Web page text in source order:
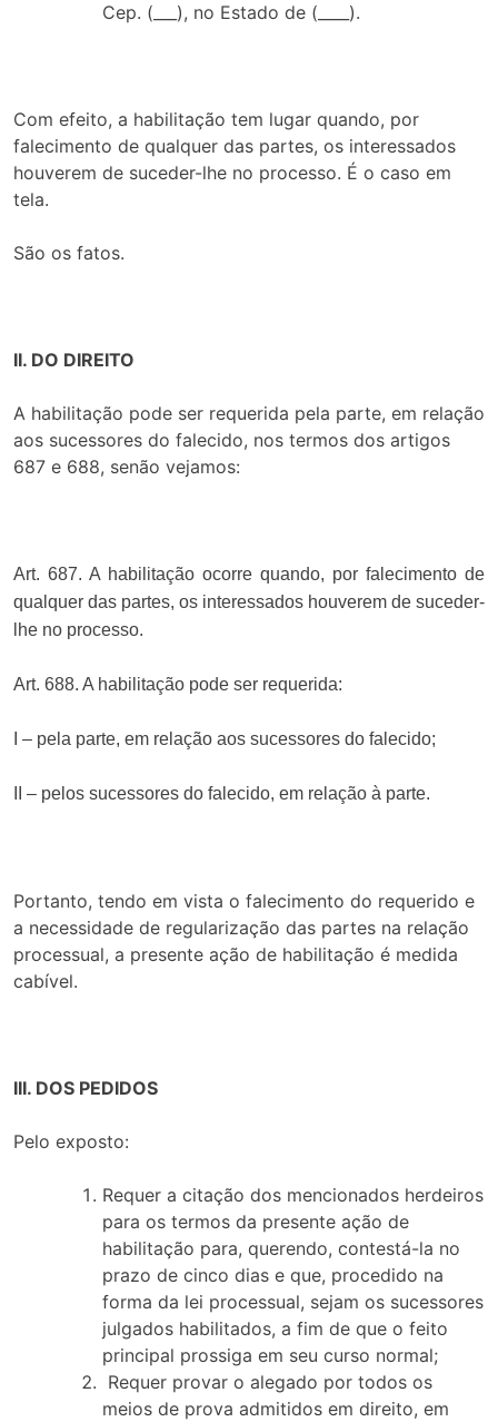
Cep. (___), no Estado de (____).
Com efeito, a habilitação tem lugar quando, por
falecimento de qualquer das partes, os interessados
houverem de suceder-lhe no processo. É o caso em
tela.
São os fatos.
II. DO DIREITO
A habilitação pode ser requerida pela parte, em relação
aos sucessores do falecido, nos termos dos artigos
687 e 688, senão vejamos:
Art. 687. A habilitação ocorre quando, por falecimento de
qualquer das partes, os interessados houverem de suceder-
lhe no processo.
Art. 688. A habilitação pode ser requerida:
I – pela parte, em relação aos sucessores do falecido;
II – pelos sucessores do falecido, em relação à parte.
Portanto, tendo em vista o falecimento do requerido e
a necessidade de regularização das partes na relação
processual, a presente ação de habilitação é medida
cabível.
III. DOS PEDIDOS
Pelo exposto:
Requer a citação dos mencionados herdeiros
para os termos da presente ação de
habilitação para, querendo, contestá-la no
prazo de cinco dias e que, procedido na
forma da lei processual, sejam os sucessores
julgados habilitados, a fim de que o feito
principal prossiga em seu curso normal;
Requer provar o alegado por todos os
meios de prova admitidos em direito, em